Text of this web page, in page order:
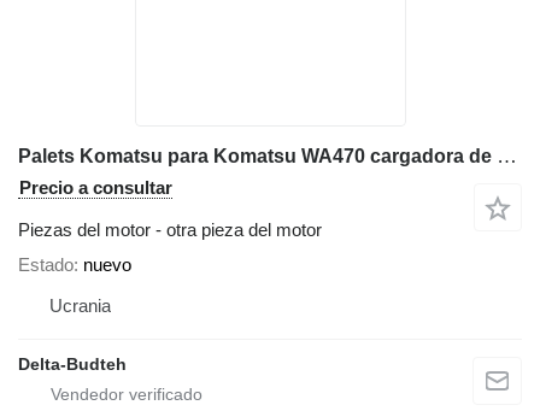
Palets Komatsu para Komatsu WA470 cargadora de ruedas
Precio a consultar
Piezas del motor - otra pieza del motor
Estado nuevo
Ucrania
Delta-Budteh